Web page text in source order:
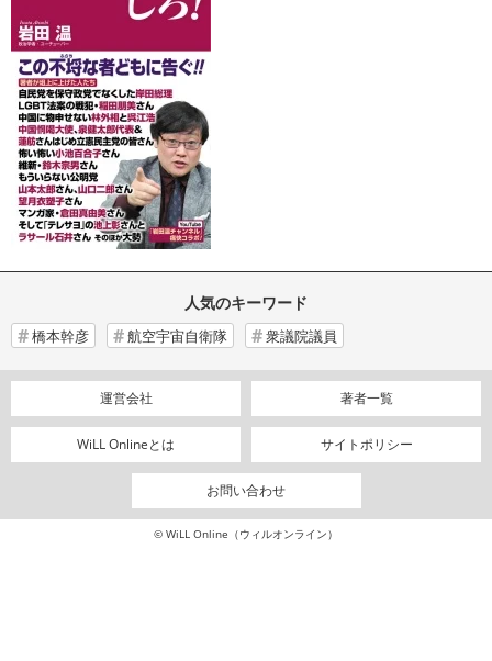
人気のキーワード
橋本幹彦 航空宇宙自衛隊 衆議院議員
運営会社 著者一覧
WiLL Onlineとは サイトポリシー
お問い合わせ
© WiLL Online（ウィルオンライン）